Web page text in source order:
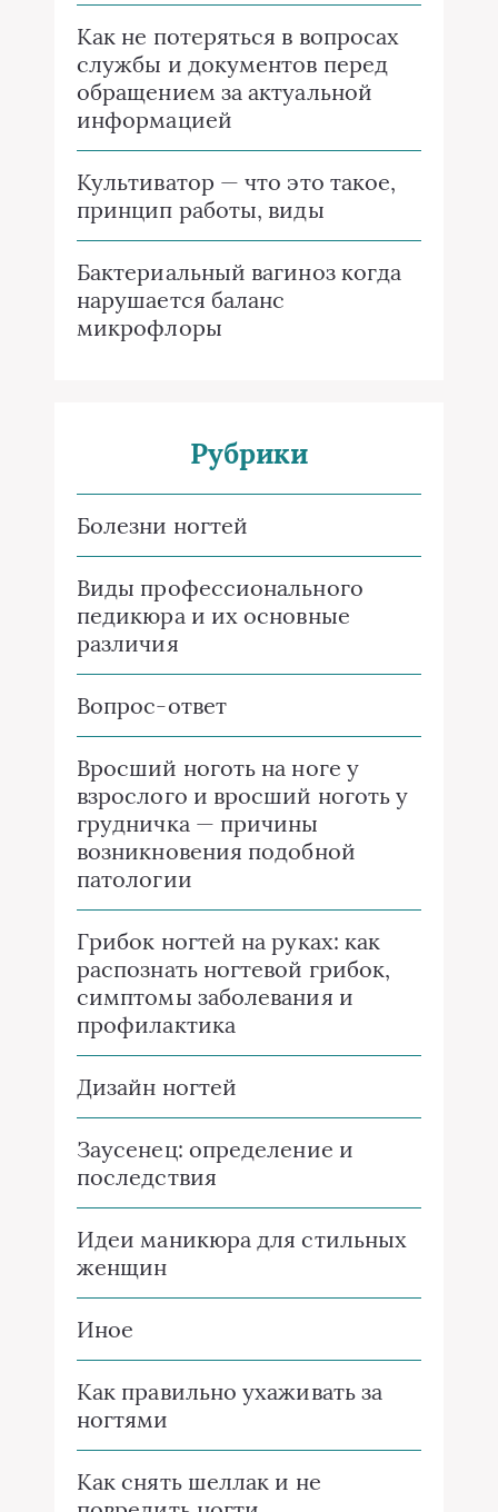
Как не потеряться в вопросах
службы и документов перед
обращением за актуальной
информацией
Культиватор — что это такое,
принцип работы, виды
Бактериальный вагиноз когда
нарушается баланс
микрофлоры
Рубрики
Болезни ногтей
Виды профессионального
педикюра и их основные
различия
Вопрос-ответ
Вросший ноготь на ноге у
взрослого и вросший ноготь у
грудничка — причины
возникновения подобной
патологии
Грибок ногтей на руках: как
распознать ногтевой грибок,
симптомы заболевания и
профилактика
Дизайн ногтей
Заусенец: определение и
последствия
Идеи маникюра для стильных
женщин
Иное
Как правильно ухаживать за
ногтями
Как снять шеллак и не